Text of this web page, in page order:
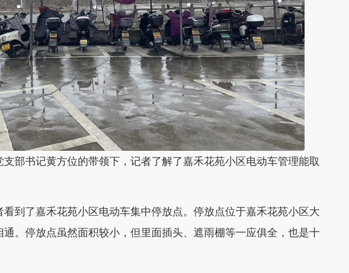
书记黄方位的带领下，记者了解了嘉禾花苑小区电动车管理能取
了嘉禾花苑小区电动车集中停放点。停放点位于嘉禾花苑小区大
。停放点虽然面积较小，但里面插头、遮雨棚等一应俱全，也是十